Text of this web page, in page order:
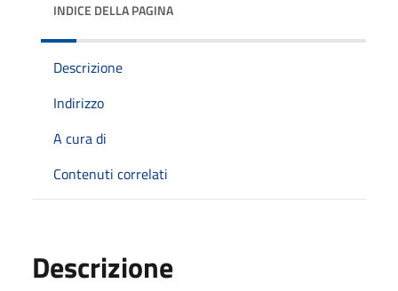
INDICE DELLA PAGINA
Descrizione
Indirizzo
A cura di
Contenuti correlati
Descrizione